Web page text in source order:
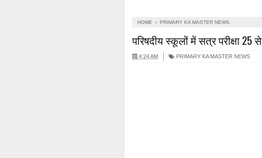
HOME › PRIMARY KA MASTER NEWS
परिषदीय स्कूलों में सत्र परीक्षा 25 से
4:24 AM PRIMARY KA MASTER NEWS